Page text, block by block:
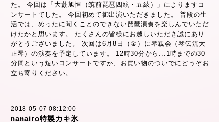
た。 今回は「大藪旭恒（筑前琵琶四絃・五絃）」によりますコ
ンサートでした。 今回初めて御出演いただきました。 普段の生
活では、めったに聞くことのできない琵琶演奏を楽しんでいただ
けたかと思います。 たくさんの皆様にお越しいただき誠にあり
がとうございました。 次回は6月8日（金）に琴親会（琴伝流大
正琴）の演奏を予定しています。 12時30分から...1時までの30
分間という短いコンサートですが、お買い物のついでにどうぞお
立ち寄りください。
2018-05-07 08:12:00
nanairo特製カキ氷